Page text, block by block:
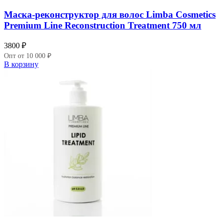
Маска-реконструктор для волос Limba Cosmetics
Premium Line Reconstruction Treatment 750 мл
3800 ₽
Опт от 10 000 ₽
В корзину